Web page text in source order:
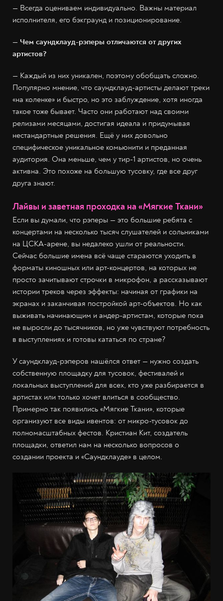
— Всегда оцениваем индивидуально. Важны материал
исполнителя, его бэкграунд и позиционирование.
— Чем саундклауд-рэперы отличаются от других
артистов?
— Каждый из них уникален, поэтому обобщать сложно.
Популярно мнение, что саундклауд-артисты делают треки
«на коленке» и быстро, но это заблуждение, хотя иногда
такое тоже бывает. Часто они работают над своими
релизами месяцами, достигая идеала и придумывая
нестандартные решения. Ещё у них довольно
специфическое уникальное комьюнити и преданная
аудитория. Она меньше, чем у тир-1 артистов, но очень
активна. Это похоже на большую тусовку, где все друг
друга знают.
Лайвы и заветная проходка на «Мягкие Ткани»
Если вы думали, что рэперы — это большие ребята с
концертами на несколько тысяч слушателей и сольниками
на ЦСКА-арене, вы недалеко ушли от реальности.
Сейчас большие имена всё чаще стараются уходить в
форматы киношных или арт-концертов, на которых не
просто зачитывают строчки в микрофон, а рассказывают
истории треков через эффекты: начиная от графики на
экранах и заканчивая постройкой арт-объектов. Но как
выживать начинающим и андер-артистам, которые пока
не выросли до тысячников, но уже чувствуют потребность
в выступлениях и готовы кататься по стране?
У саундклауд-рэперов нашёлся ответ — нужно создать
собственную площадку для тусовок, фестивалей и
локальных выступлений для всех, кто уже разбирается в
артистах или только хочет влиться в сообщество.
Примерно так появились «Мягкие Ткани», которые
организуют все виды ивентов: от микро-тусовок до
полномасштабных фестов. Кристиан Кит, создатель
площадки, ответил нам на несколько вопросов о
создании проекта и «Саундклауде» в целом.